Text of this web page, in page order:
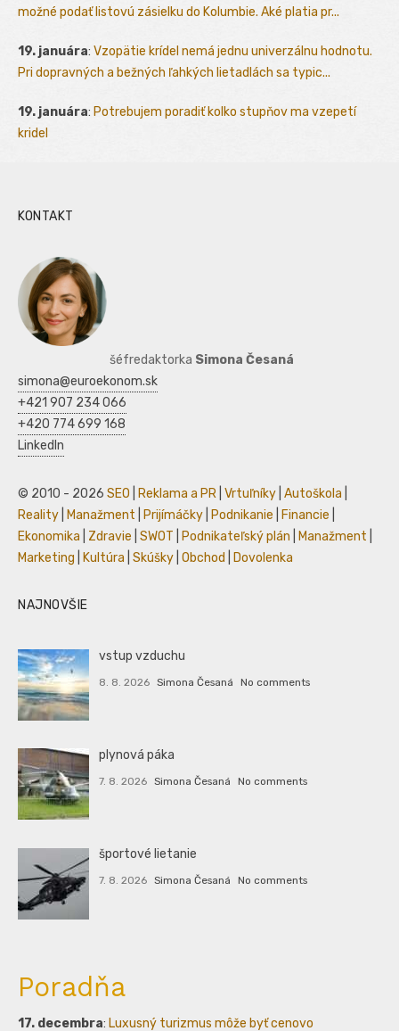
možné podať listovú zásielku do Kolumbie. Aké platia pr...
19. januára: Vzopätie krídel nemá jednu univerzálnu hodnotu.
Pri dopravných a bežných ľahkých lietadlách sa typic...
19. januára: Potrebujem poradiť kolko stupňov ma vzepetí
kridel
KONTAKT
šéfredaktorka Simona Česaná
simona@euroekonom.sk
+421 907 234 066
+420 774 699 168
LinkedIn
© 2010 - 2026 SEO Reklama a PR Vrtuľníky Autoškola
Reality
Manažment Prijímáčky Podnikanie Financie
Ekonomika
Zdravie SWOT Podnikateľský plán Manažment
Marketing
Kultúra Skúšky Obchod Dovolenka
NAJNOVŠIE
vstup vzduchu
8. 8. 2026 Simona Česaná No comments
plynová páka
7. 8. 2026 Simona Česaná No comments
športové lietanie
7. 8. 2026 Simona Česaná No comments
Poradňa
17. decembra: Luxusný turizmus môže byť cenovo